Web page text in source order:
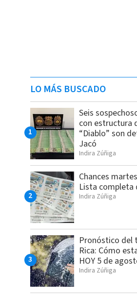
LO MÁS BUSCADO
Seis
con estructura
“Diablo” son
Jacó
Indira Zúñiga
Chances
Lista completa
Indira Zúñiga
Pronóstico del
Rica: Cómo
HOY 5 de
Indira Zúñiga